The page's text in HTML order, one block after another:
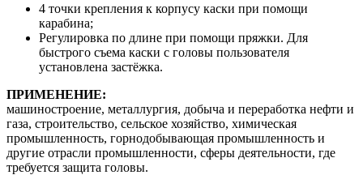
4 точки крепления к корпусу каски при помощи
карабина;
Регулировка по длине при помощи пряжки. Для
быстрого съема каски с головы пользователя
установлена застёжка.
ПРИМЕНЕНИЕ:
машиностроение, металлургия, добыча и переработка нефти и
газа, строительство, сельское хозяйство, химическая
промышленность, горнодобывающая промышленность и
другие отрасли промышленности, сферы деятельности, где
требуется защита головы.